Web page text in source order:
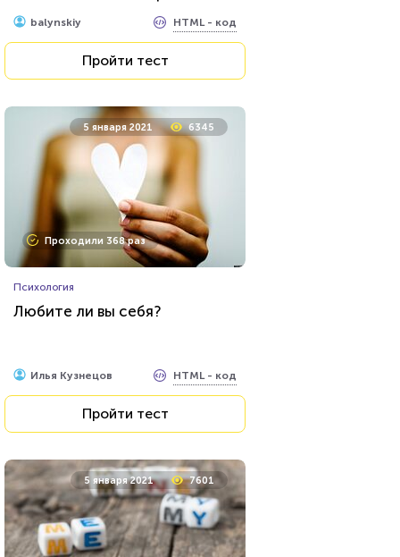
balynskiy HTML - код
Пройти тест
5 января 2021 6345
Проходили 368 раз
Психология
Любите ли вы себя?
Илья Кузнецов HTML - код
Пройти тест
5 января 2021 7601